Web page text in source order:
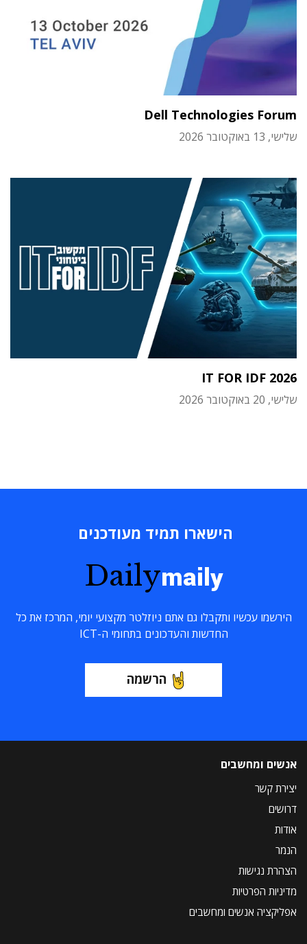
Dell Technologies Forum
שלישי, 13 באוקטובר 2026
IT FOR IDF 2026
שלישי, 20 באוקטובר 2026
הישארו תמיד מעודכנים
Dailymaily
הירשמו עכשיו ותקבלו גם אתם ניוזלטר מקצועי יומי, המרכז את כל
החדשות והעדכונים בתחומי ה-ICT
הרשמה
אנשים ומחשבים
יצירת קשר
דרושים
אודות
הנמר
הצהרת נגישות
מדיניות הפרטיות
אפליקציה אנשים ומחשבים